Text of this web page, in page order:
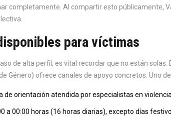
completamente. Al compartir esto públicamente,
para víctimas
de alta perfil, es vital recordar que no están solas.
Género) ofrece canales de apoyo concretos. Uno
de orientación atendida por especialistas en
a 00:00 horas (16 horas diarias), excepto días